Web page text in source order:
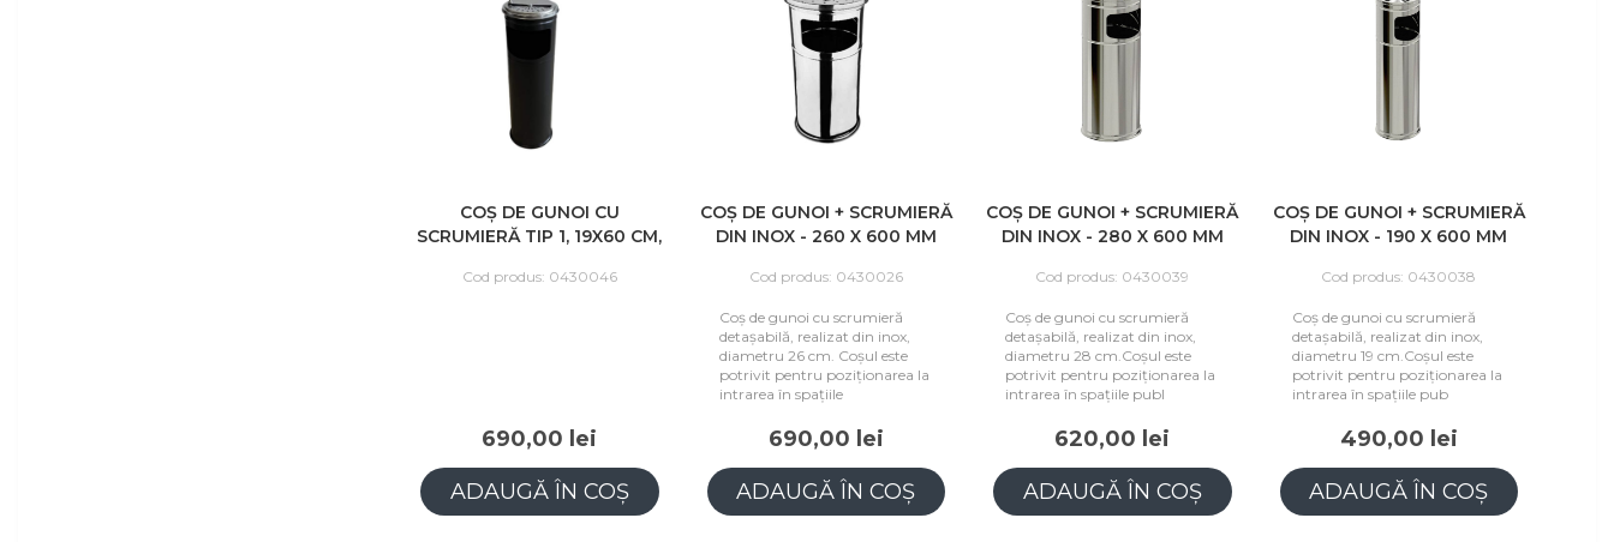
COȘ DE GUNOI CU
SCRUMIERĂ TIP 1, 19X60 CM,
Cod produs: 0430046
690,00 lei
ADAUGĂ ÎN COȘ
COȘ DE GUNOI + SCRUMIERĂ
DIN INOX - 260 X 600 MM
Cod produs: 0430026
Coș de gunoi cu scrumieră
detașabilă, realizat din inox,
diametru 26 cm. Coșul este
potrivit pentru poziționarea la
intrarea în spațiile
690,00 lei
ADAUGĂ ÎN COȘ
COȘ DE GUNOI + SCRUMIERĂ
DIN INOX - 280 X 600 MM
Cod produs: 0430039
Coș de gunoi cu scrumieră
detașabilă, realizat din inox,
diametru 28 cm.Coșul este
potrivit pentru poziționarea la
intrarea în spațiile publ
620,00 lei
ADAUGĂ ÎN COȘ
COȘ DE GUNOI + SCRUMIERĂ
DIN INOX - 190 X 600 MM
Cod produs: 0430038
Coș de gunoi cu scrumieră
detașabilă, realizat din inox,
diametru 19 cm.Coșul este
potrivit pentru poziționarea la
intrarea în spațiile pub
490,00 lei
ADAUGĂ ÎN COȘ